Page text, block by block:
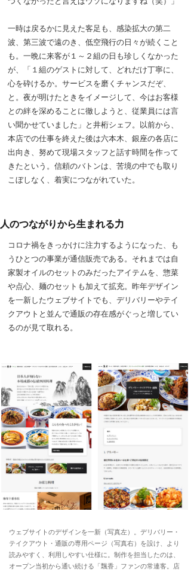
一時は戻るかに見えた客足も、感染拡大の第二
波、第三波で遠のき、低空飛行の日々が続くこと
も。一晩に来客が１～２組の日も珍しくなかった
が、「１組のゲストに対して、どれだけ丁寧に、
心を砕けるか。サービスを磨くチャンスだぞ、
と。夜が明けたときをイメージして、今はお客様
との絆を深めることに徹しようと、従業員には言
い聞かせていました」と井桁シェフ。以前から、
本店での仕事を終えた後は六本木、銀座の各店に
出向き、努めて現場スタッフと話す時間を作って
きたという。信頼のバトンは、苦境の中でも取り
こぼしなく、着実につながれていた。
人のつながりから生まれる力
コロナ禍をきっかけに注力するようになった、も
うひとつの事業が通信販売である。それまでは自
家製オイルのセットのみだったアイテムを、惣菜
や点心、麺のセットも加えて拡充。昨年デザイン
を一新したウェブサイトでも、デリバリーやテイ
クアウトと並んで通販の存在感がぐっと増してい
るのが見て取れる。
ウェブサイトのデザインを一新（写真左）。デリバリー・
テイクアウト・通販の専用ページ（写真右）を設け、より
読みやすく、利用しやすい仕様に。制作を担当したのは、
オープン当初から通い続ける「飄香」ファンの常連客。店